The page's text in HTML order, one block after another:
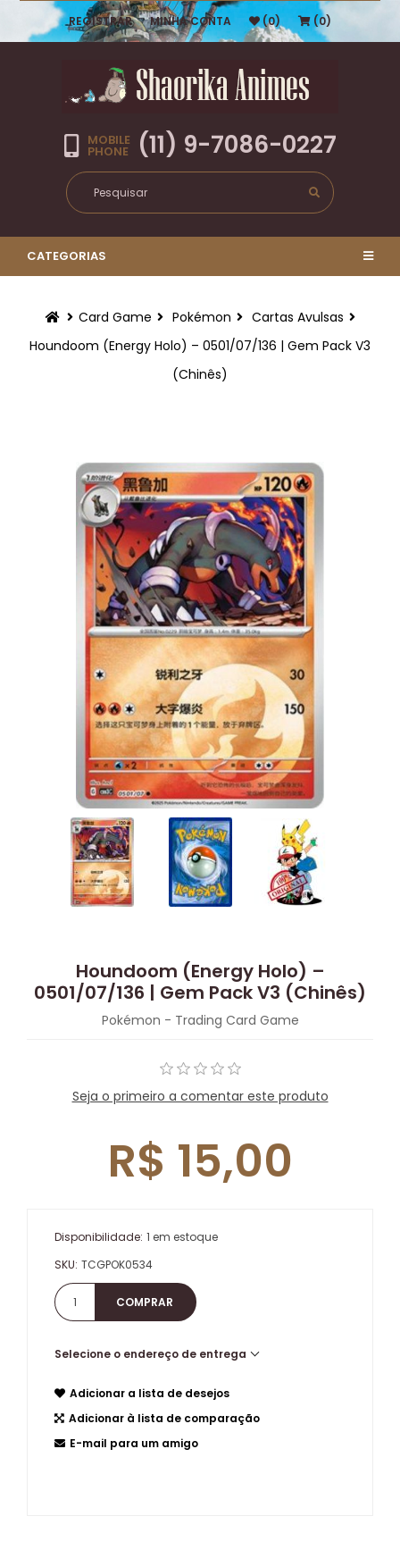
REGISTRAR MINHA CONTA (0) (0)
MOBILE
PHONE (11) 9-7086-0227
CATEGORIAS
Card Game Pokémon
Cartas Avulsas
Houndoom (Energy Holo) – 0501/07/136 | Gem Pack V3
(Chinês)
Houndoom (Energy Holo) –
0501/07/136 | Gem Pack V3 (Chinês)
Pokémon - Trading Card Game
Seja o primeiro a comentar este produto
R$ 15,00
Disponibilidade: 1 em estoque
SKU: TCGPOK0534
Selecione o endereço de entrega
Adicionar a lista de desejos
Adicionar à lista de comparação
E-mail para um amigo